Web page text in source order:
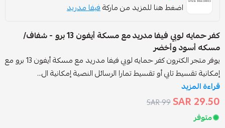
هنا للمزيد من ماركةفيفا مدريد
كفر حمايه لوبي فيفا مدريد مع مسكة أيفون 13 برو - شفاف/
وأخضر
يوفر متجر الكترون كفر حمايه لوبي فيفا مدريد مع مسكة أيفون 13 برو مع
تابي أو تقسيط تمارا الرسائل النصية إمكانية ال...
99 SAR